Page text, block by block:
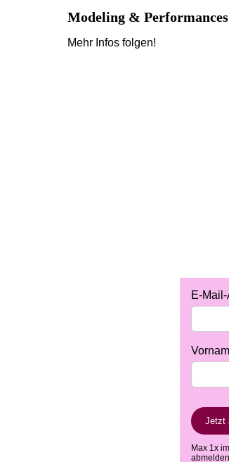
Modeling & Performances
Mehr Infos folgen!